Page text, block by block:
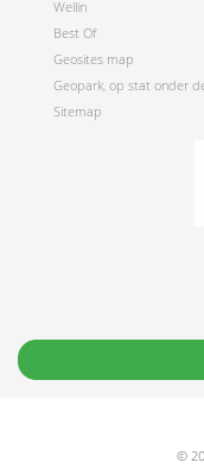
Wellin
Best Of
Geosites map
Geopark, op stat onder
Sitemap
©